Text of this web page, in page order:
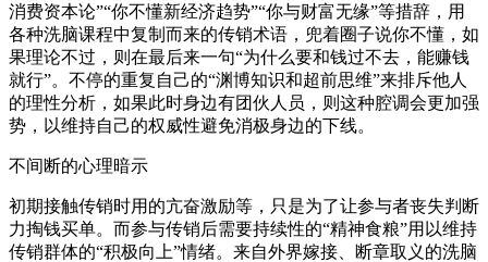
消费资本论”“你不懂新经济趋势”“你与财富无缘”等措辞，用
各种洗脑课程中复制而来的传销术语，兜着圈子说你不懂，如
果理论不过，则在最后来一句“为什么要和钱过不去，能赚钱
就行”。不停的重复自己的“渊博知识和超前思维”来排斥他人
的理性分析，如果此时身边有团伙人员，则这种腔调会更加强
势，以维持自己的权威性避免消极身边的下线。
不间断的心理暗示
初期接触传销时用的亢奋激励等，只是为了让参与者丧失判断
力掏钱买单。而参与传销后需要持续性的“精神食粮”用以维持
传销群体的“积极向上”情绪。来自外界嫁接、断章取义的洗脑